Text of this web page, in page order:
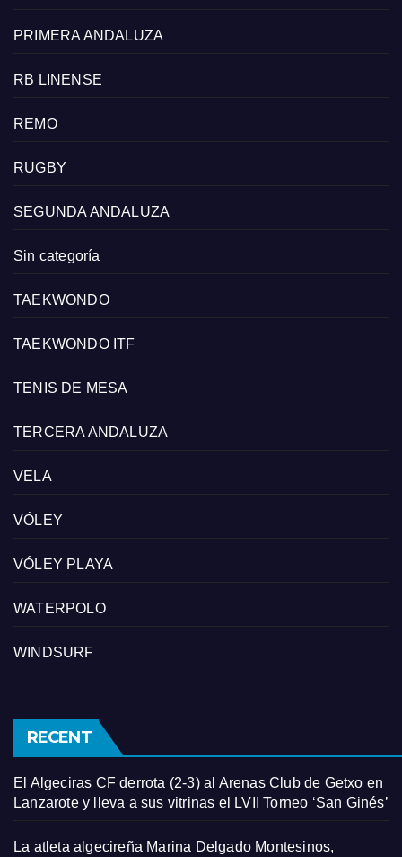
PRIMERA ANDALUZA
RB LINENSE
REMO
RUGBY
SEGUNDA ANDALUZA
Sin categoría
TAEKWONDO
TAEKWONDO ITF
TENIS DE MESA
TERCERA ANDALUZA
VELA
VÓLEY
VÓLEY PLAYA
WATERPOLO
WINDSURF
RECENT
El Algeciras CF derrota (2-3) al Arenas Club de Getxo en
Lanzarote y lleva a sus vitrinas el LVII Torneo ‘San Ginés’
La atleta algecireña Marina Delgado Montesinos,